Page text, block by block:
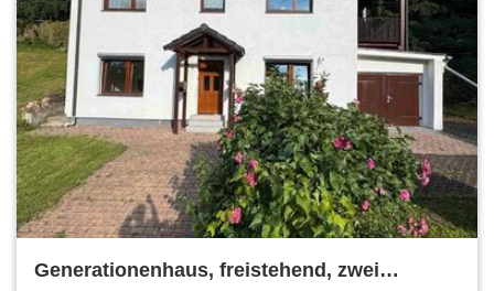
Generationenhaus, freistehend, zwei